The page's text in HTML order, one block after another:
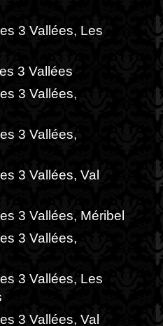
3 Vallées, Les
3 Vallées
3 Vallées,
3 Vallées,
3 Vallées, Val
3 Vallées, Méribel
3 Vallées,
3 Vallées, Les
3 Vallées, Val